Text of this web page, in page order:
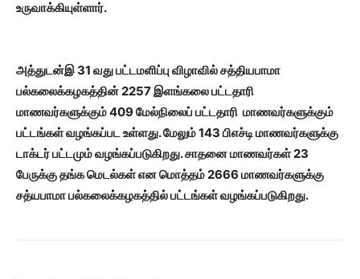
உருவாக்கியுள்ளார்.
அத்துடன்இ 31 வது பட்டமளிப்பு விழாவில் சத்தியபாமா
பல்கலைக்கழகத்தின் 2257 இளங்கலை பட்டதாரி
மாணவர்களுக்கும் 409 மேல்நிலைப் பட்டதாரி மாணவர்களுக்கும்
பட்டங்கள் வழங்கப்பட உள்ளது. மேலும் 143 பிஎச்டி மாணவர்களுக்கு
டாக்டர் பட்டமும் வழங்கப்படுகிறது. சாதனை மாணவர்கள் 23
பேருக்கு தங்க மெடல்கள் என மொத்தம் 2666 மாணவர்களுக்கு
சத்யபாமா பல்கலைக்கழகத்தில் பட்டங்கள் வழங்கப்படுகிறது.